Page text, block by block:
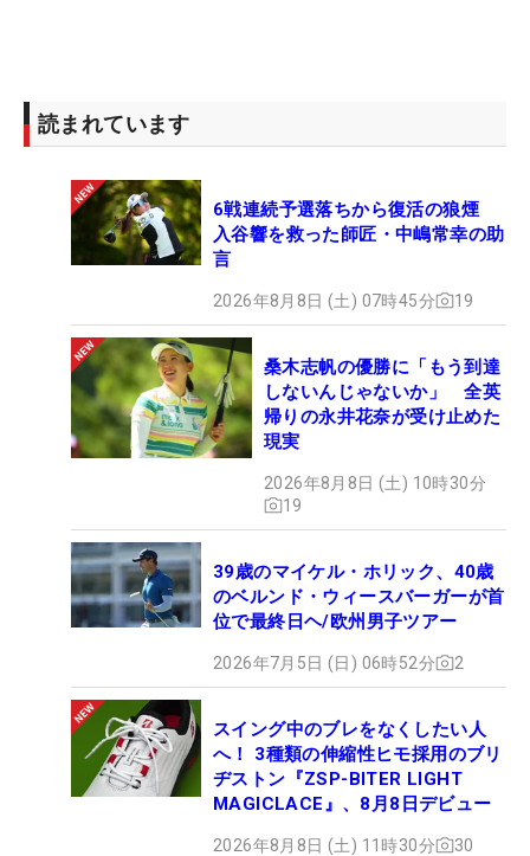
読まれています
6戦連続予選落ちから復活の狼煙
入谷響を救った師匠・中嶋常幸の助
言
2026年8月8日 (土) 07時45分 19
桑木志帆の優勝に「もう到達
しないんじゃないか」 全英
帰りの永井花奈が受け止めた
現実
2026年8月8日 (土) 10時30分
19
39歳のマイケル・ホリック、40歳
のベルンド・ウィースバーガーが首
位で最終日ヘ/欧州男子ツアー
2026年7月5日 (日) 06時52分 2
スイング中のブレをなくしたい人
へ！ 3種類の伸縮性ヒモ採用のブリ
ヂストン『ZSP-BITER LIGHT
MAGICLACE』、8月8日デビュー
2026年8月8日 (土) 11時30分 30